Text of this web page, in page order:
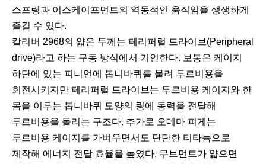
스프링과 이스케이프먼트의 역동적인 움직임을 생생하게
즐길 수 있다.
칼리버 2968의 얇은 두께는 페리퍼럴 드라이브(Peripheral
drive)라고 하는 구동 방식에서 기인한다. 보통은 케이지
하단에 있는 피니언에 톱니바퀴를 물려 투르비용을
회전시키지만 페리퍼럴 드라이브는 투르비용 케이지와 한
몸을 이루는 톱니바퀴 모양의 링에 동력을 전달해
투르비용을 돌리는 구조다. 추가로 오데마 피게는
투르비용 케이지를 가벼우면서도 단단한 티타늄으로
제작해 에너지 전달 효율을 높였다. 무브먼트가 얇으면